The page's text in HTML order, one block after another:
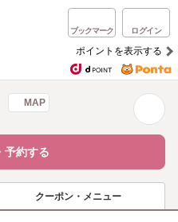
ブックマーク ログイン
ポイントを表示する
MAP
予約する
クーポン・メニュー